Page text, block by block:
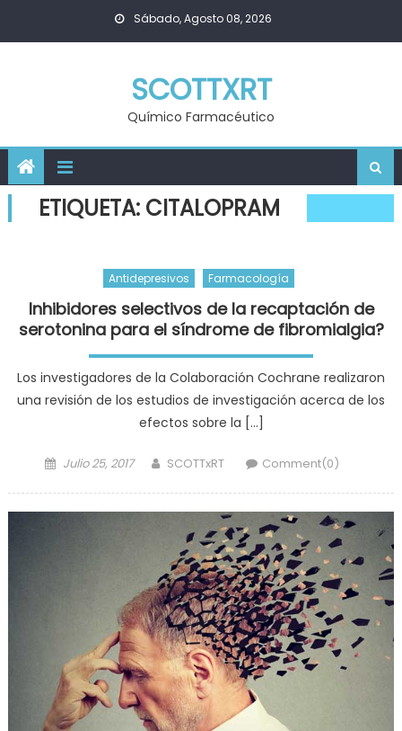
Sábado, Agosto 08, 2026
SCOTTXRT
Químico Farmacéutico
ETIQUETA: CITALOPRAM
Antidepresivos Farmacología
Inhibidores selectivos de la recaptación de
serotonina para el síndrome de fibromialgia?
Los investigadores de la Colaboración Cochrane realizaron
una revisión de los estudios de investigación acerca de los
efectos sobre la […]
Posted
Julio 25, 2017 Author
SCOTTxRT Comment(0)